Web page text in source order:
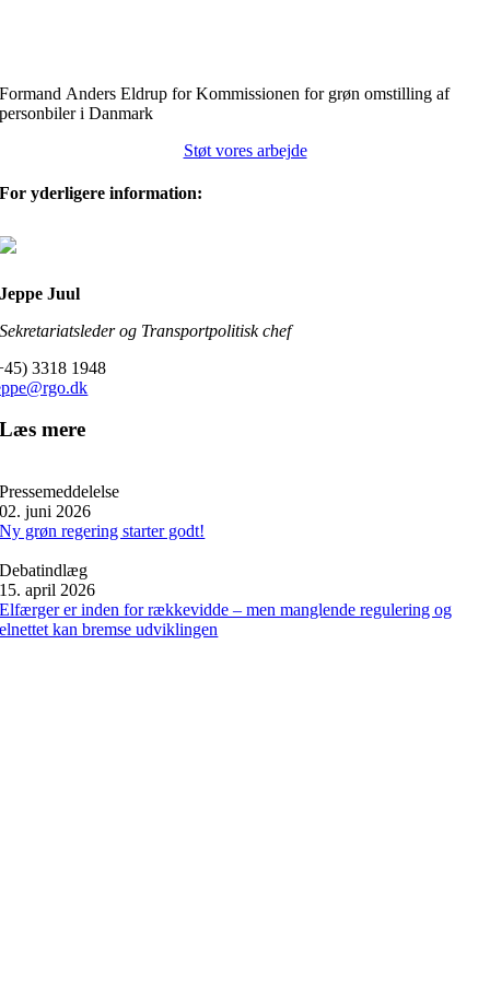
Formand Anders Eldrup for Kommissionen for grøn omstilling af
personbiler i Danmark
Støt vores arbejde
For yderligere information:
Jeppe Juul
Sekretariatsleder og Transportpolitisk chef
3318 1948
Læs mere
Pressemeddelelse
02. juni 2026
Ny grøn regering starter godt!
Debatindlæg
15. april 2026
Elfærger er inden for rækkevidde – men manglende regulering og
elnettet kan bremse udviklingen